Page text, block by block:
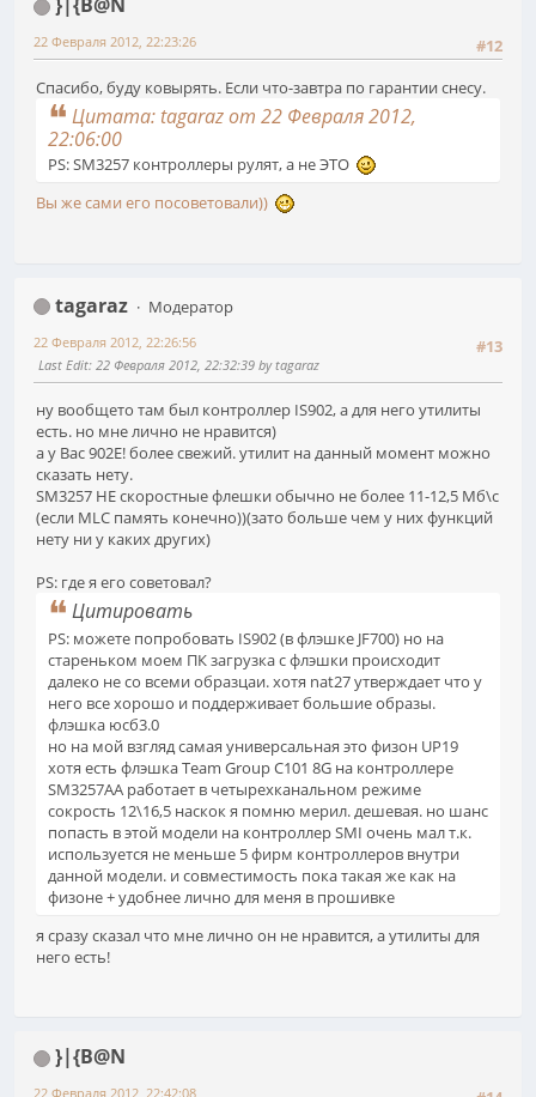
#12
22 Февраля 2012, 22:23:26
Спасибо, буду ковырять. Если что-завтра по гарантии снесу.
Цитата: tagaraz от 22 Февраля 2012,
22:06:00
PS: SM3257 контроллеры рулят, а не ЭТО
Вы же сами его посоветовали))
tagaraz
Модератор
#13
22 Февраля 2012, 22:26:56
Last Edit: 22 Февраля 2012, 22:32:39 by tagaraz
ну вообщето там был контроллер IS902, а для него утилиты
есть. но мне лично не нравится)
а у Вас 902E! более свежий. утилит на данный момент можно
сказать нету.
SM3257 НЕ скоростные флешки обычно не более 11-12,5 Мб\с
(если MLC память конечно))(зато больше чем у них функций
нету ни у каких других)
PS: где я его советовал?
Цитировать
PS: можете попробовать IS902 (в флэшке JF700) но на
стареньком моем ПК загрузка с флэшки происходит
далеко не со всеми образцаи. хотя nat27 утверждает что у
него все хорошо и поддерживает большие образы.
флэшка юсб3.0
но на мой взгляд самая универсальная это физон UP19
хотя есть флэшка Team Group C101 8G на контроллере
SM3257AA работает в четырехканальном режиме
сокрость 12\16,5 наскок я помню мерил. дешевая. но шанс
попасть в этой модели на контроллер SMI очень мал т.к.
используется не меньше 5 фирм контроллеров внутри
данной модели. и совместимость пока такая же как на
физоне + удобнее лично для меня в прошивке
я сразу сказал что мне лично он не нравится, а утилиты для
него есть!
}|{B@N
22 Февраля 2012, 22:42:08